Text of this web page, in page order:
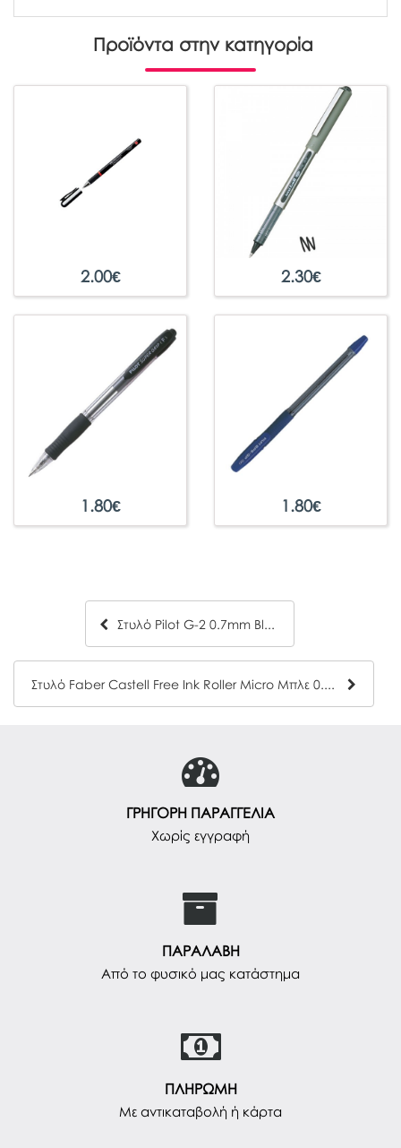
Προϊόντα στην κατηγορία
2.00€ 2.30€
1.80€ 1.80€
Στυλό Pilot G-2 0.7mm Blue
Στυλό Faber Castell Free Ink Roller Micro Μπλε 0.5mm
ΓΡΗΓΟΡΗ ΠΑΡΑΓΓΕΛΙΑ
Χωρίς εγγραφή
ΠΑΡΑΛΑΒΗ
Από το φυσικό μας κατάστημα
ΠΛΗΡΩΜΗ
Με αντικαταβολή ή κάρτα